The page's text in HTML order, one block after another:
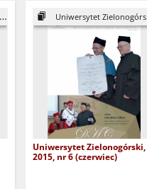
Uniwersytet Zielonogórski, 2015
Uniwersytet Zielonogórski,
2015, nr 6 (czerwiec)